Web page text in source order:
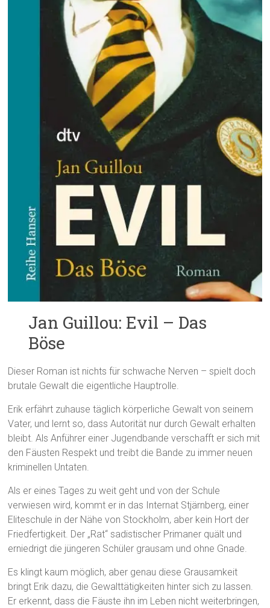
Jan Guillou: Evil – Das
Böse
Dieser Roman ist nichts für schwache Nerven – spielt doch
brutale Gewalt die eigentliche Hauptrolle.
Erik erfährt zuhause täglich körperliche Gewalt von seinem
Vater, und lernt so, dass Autorität nur durch Gewalt erhalten
bleibt. Als Anführer einer Jugendbande verschafft er sich mit
den Fäusten Respekt und treibt die Bande zu immer neuen
kriminellen Untaten.
Als er eines Tages zu weit geht und von der Schule
verwiesen wird, kommt er in das Internat Stjärnberg, einer
Eliteschule in der Nähe von Stockholm, aber kein Hort der
Friedfertigkeit. Der „Rat“ sadistischer Primaner quält und
erniedrigt die jüngeren Schüler grausam und ohne Gnade.
Es klingt kaum möglich, aber genau diese Grausamkeit
bringt Erik dazu, die Gewalttätigkeiten hinter sich zu lassen.
Er erkennt, dass die Fäuste ihn im Leben nicht weiterbringen,